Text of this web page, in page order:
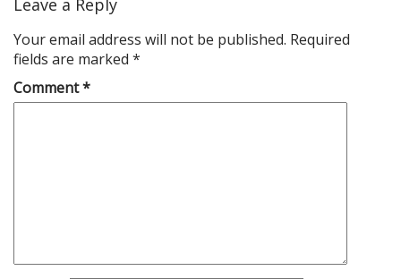
Leave a Reply
Your email address will not be published. Required
fields are marked *
Comment*